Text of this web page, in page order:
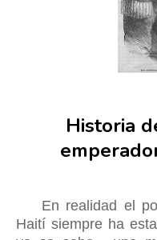
Historia
En realidad el
Haití siempre ha